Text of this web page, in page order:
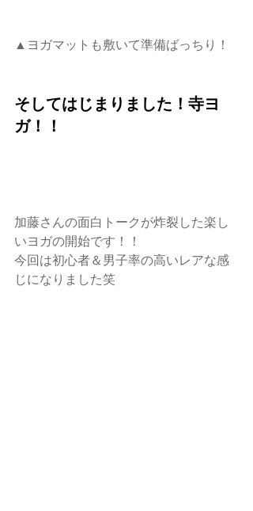
▲ヨガマットも敷いて準備ばっちり！
そしてはじまりました！寺ヨ
ガ！！
加藤さんの面白トークが炸裂した楽し
いヨガの開始です！！
今回は初心者＆男子率の高いレアな感
じになりました笑